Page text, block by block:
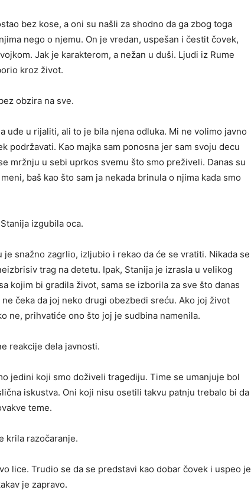
bez kose, a oni su našli za shodno da ga zbog toga
nego o njemu. On je vredan, uspešan i čestit čovek,
Jak je karakterom, a nežan u duši. Ljudi iz Rume
kroz život.
obzira na sve.
uđe u rijaliti, ali to je bila njena odluka. Mi ne volimo javno
podržavati. Kao majka sam ponosna jer sam svoju decu
mržnju u sebi uprkos svemu što smo preživeli. Danas su
baš kao što sam ja nekada brinula o njima kada smo
izgubila oca.
je snažno zagrlio, izljubio i rekao da će se vratiti. Nikada se
trag na detetu. Ipak, Stanija je izrasla u velikog
kojim bi gradila život, sama se izborila za sve što danas
čeka da joj neko drugi obezbedi sreću. Ako joj život
ne, prihvatiće ono što joj je sudbina namenila.
reakcije dela javnosti.
jedini koji smo doživeli tragediju. Time se umanjuje bol
iskustva. Oni koji nisu osetili takvu patnju trebalo bi da
teme.
krila razočaranje.
lice. Trudio se da se predstavi kao dobar čovek i uspeo je
je zapravo.